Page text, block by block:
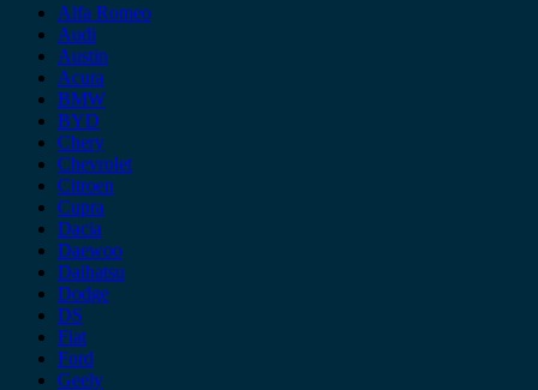
Alfa Romeo
Audi
Austin
Acura
BMW
BYD
Chery
Chevrolet
Citroen
Cupra
Dacia
Daewoo
Daihatsu
Dodge
DS
Fiat
Ford
Geely